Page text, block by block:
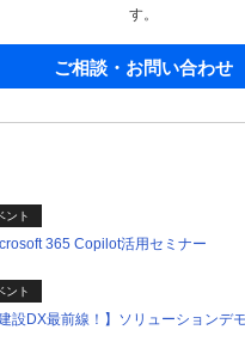
す。
ご相談・お問い合わせ
ント
365 Copilot活用セミナー
ント
建設DX最前線！】ソリューションデ